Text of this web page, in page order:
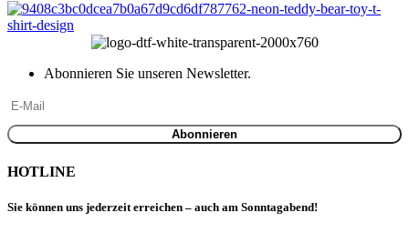
Abonnieren Sie unseren Newsletter.
HOTLINE
Sie können uns jederzeit erreichen – auch am Sonntagabend!